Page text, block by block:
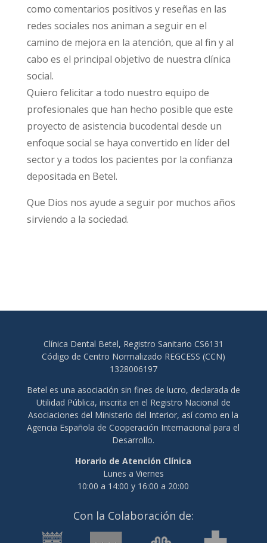
como comentarios positivos y reseñas en las
redes sociales nos animan a seguir en el
camino de mejora en la atención, que al fin y al
cabo es el principal objetivo de nuestra clínica
social.
Quiero felicitar a todo nuestro equipo de
profesionales que han hecho posible que este
proyecto de asistencia bucodental desde un
enfoque social se haya convertido en líder del
sector y a todos los pacientes por la confianza
depositada en Betel.
Que Dios nos ayude a seguir por muchos años
sirviendo a la sociedad.
Clínica Dental Betel, Registro Sanitario CS6131
Código de Centro Normalizado REGCESS (CCN)
1328006197
Betel es una asociación sin fines de lucro, declarada de
Utilidad Pública, inscrita en el Registro Nacional de
Asociaciones del Ministerio del Interior, así como en la
Agencia Española de Cooperación Internacional para el
Desarrollo.
Horario de Atención Clínica
Lunes a Viernes
10:00 a 14:00 y 16:00 a 20:00
Con la Colaboración de: